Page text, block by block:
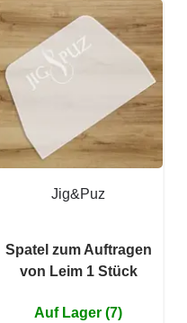
Jig&Puz
Spatel zum Auftragen
von Leim 1 Stück
Auf Lager (7)